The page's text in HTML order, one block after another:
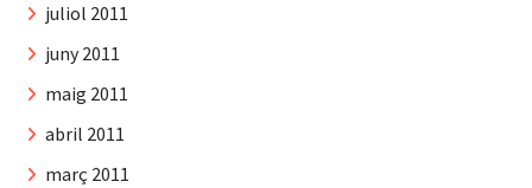
juliol 2011
juny 2011
maig 2011
abril 2011
març 2011